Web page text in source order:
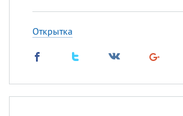
Открытка